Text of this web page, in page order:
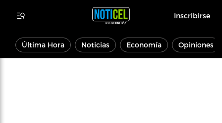
Inscribirse
Última Hora Noticias Economía Opiniones